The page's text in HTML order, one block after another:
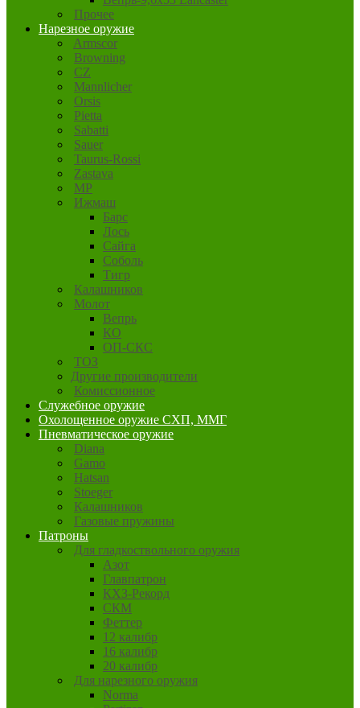
Прочее
Нарезное оружие
Armscor
Browning
CZ
Mannlicher
Orsis
Pietta
Sabatti
Sauer
Taurus-Rossi
Zastava
MP
Ижмаш
Барс
Лось
Сайга
Соболь
Тигр
Калашников
Молот
Вепрь
КО
ОП-СКС
ТОЗ
Другие производители
Комиссионное
Служебное оружие
Охолощенное оружие СХП, ММГ
Пневматическое оружие
Diana
Gamo
Hatsan
Stoeger
Калашников
Газовые пружины
Патроны
Для гладкоствольного оружия
Азот
Главпатрон
КХЗ-Рекорд
СКМ
Феттер
12 калибр
16 калибр
20 калибр
Для нарезного оружия
Norma